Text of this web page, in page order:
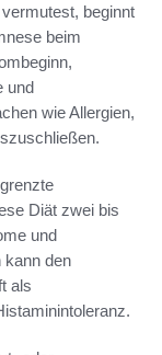
beginnt
beim
und
wie Allergien,
Diät zwei bis
und
kann den
als